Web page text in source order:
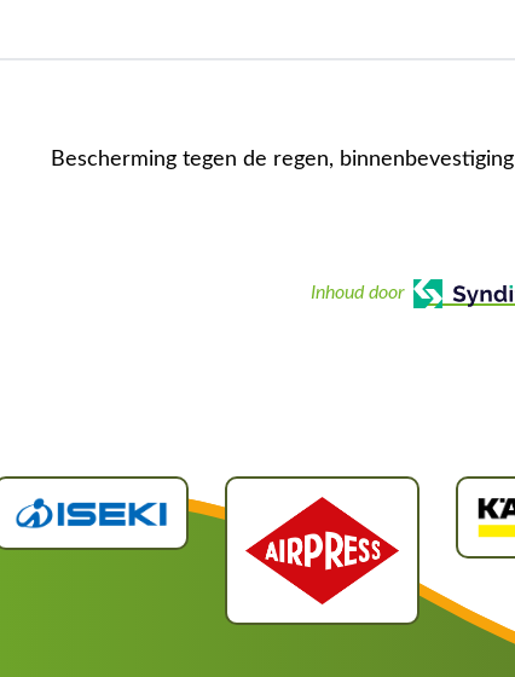
Bescherming tegen de regen, binnenbevestiging
Inhoud door